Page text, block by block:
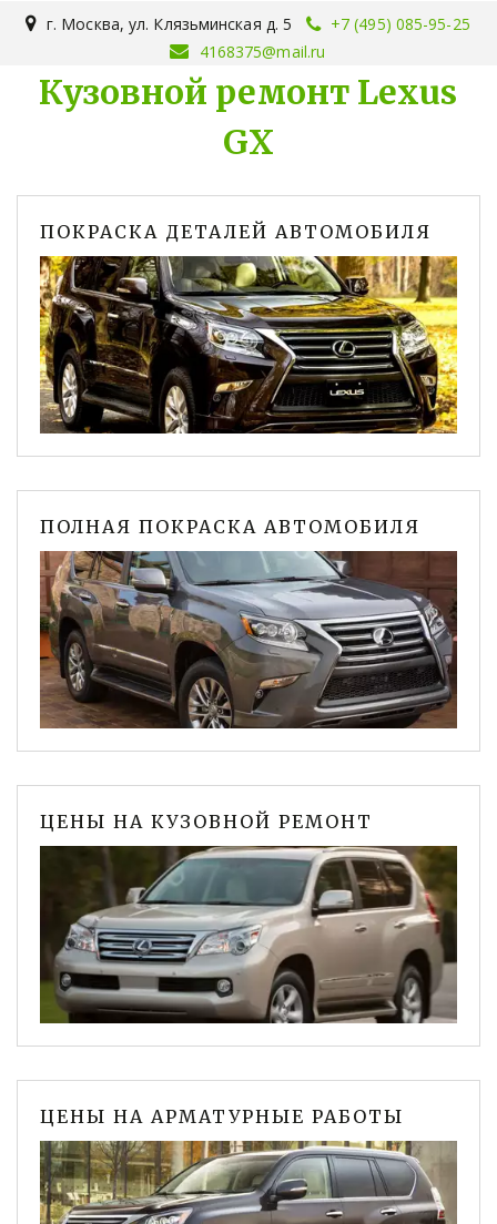
г. Москва,ул. Клязьминская д. 5
+7 (495) 085-95-25
4168375@mail.ru
Кузовной ремонт Lexus
GX
ПОКРАСКА ДЕТАЛЕЙ АВТОМОБИЛЯ
ПОЛНАЯ ПОКРАСКА АВТОМОБИЛЯ
ЦЕНЫ НА КУЗОВНОЙ РЕМОНТ
ЦЕНЫ НА АРМАТУРНЫЕ РАБОТЫ